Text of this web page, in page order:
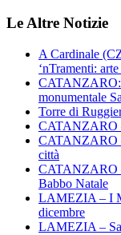
Le Altre Notizie
A Cardinale
‘nTramenti:
CATANZARO:
monumentale
Torre di
CATANZARO
CATANZARO
città
CATANZARO
Babbo Natale
LAMEZIA – I
dicembre
LAMEZIA –